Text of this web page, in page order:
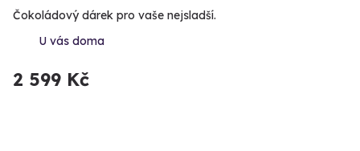
Čokoládový dárek pro vaše nejsladší.
U vás doma
2 599 Kč